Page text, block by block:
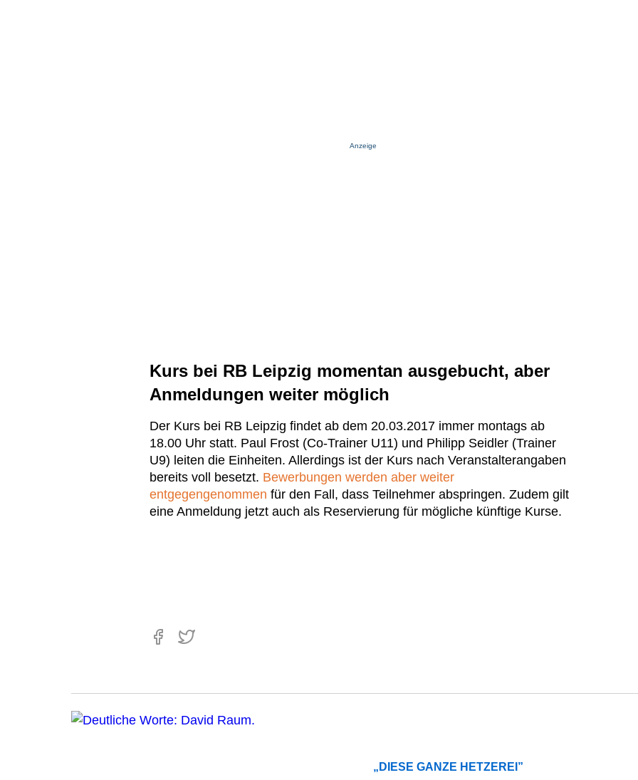
Anzeige
Kurs bei RB Leipzig momentan ausgebucht, aber
Anmeldungen weiter möglich
Der Kurs bei RB Leipzig findet ab dem 20.03.2017 immer montags ab
18.00 Uhr statt. Paul Frost (Co-Trainer U11) und Philipp Seidler (Trainer
U9) leiten die Einheiten. Allerdings ist der Kurs nach Veranstalterangaben
bereits voll besetzt. Bewerbungen werden aber weiter
entgegengenommen für den Fall, dass Teilnehmer abspringen. Zudem gilt
eine Anmeldung jetzt auch als Reservierung für mögliche künftige Kurse.
„DIESE GANZE HETZEREI”